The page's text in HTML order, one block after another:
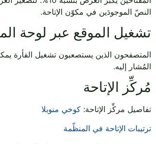
النصّ الموجودَين في مكوّن الإتاحة.
تشغيل الموقع عبر لوحة
المُشار إليه.
مُركِّز الإتاحة
تفاصيل مركِّز الإتاحة: ‎ كوخي منوبلا
ترتيبات الإتاحة في المنظّمة